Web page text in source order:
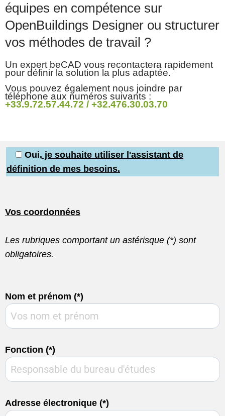
équipes en compétence sur
OpenBuildings Designer ou structurer
vos méthodes de travail ?
Un expert beCAD vous recontactera rapidement
pour définir la solution la plus adaptée.
Vous pouvez également nous joindre par
téléphone aux numéros suivants :
+33.9.72.57.44.72 / +32.476.30.03.70
Oui, je souhaite utiliser l'assistant de
définition de mes besoins.
Vos coordonnées
Les rubriques comportant un astérisque (*) sont
obligatoires.
Nom et prénom (*)
Fonction (*)
Adresse électronique (*)